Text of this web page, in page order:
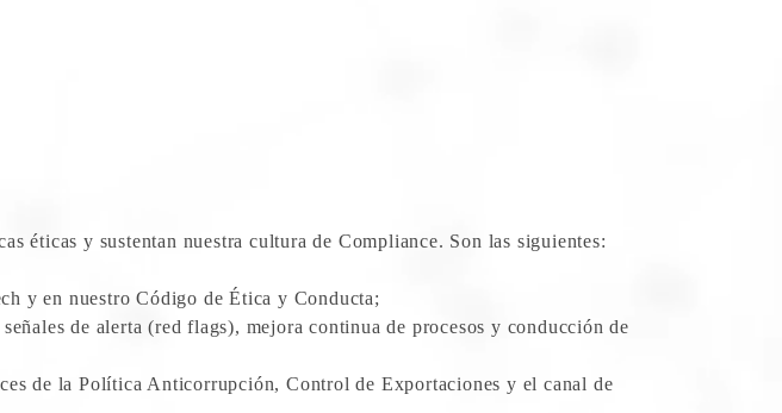
éticas y sustentan nuestra cultura de Compliance. Son las siguientes:
y en nuestro Código de Ética y Conducta;
de alerta (red flags), mejora continua de procesos y conducción de
de la Política Anticorrupción, Control de Exportaciones y el canal de